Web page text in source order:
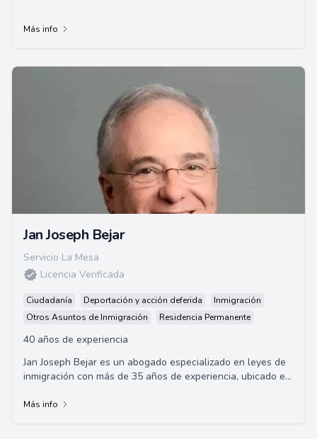
Más info
Jan Joseph Bejar
Servicio La Mesa
Licencia Verificada
Ciudadanía Deportación y acción deferida
Inmigración
Otros Asuntos de Inmigración
Residencia Permanente
40 años de experiencia
Jan Joseph Bejar es un abogado especializado en leyes de
inmigración con más de 35 años de experiencia, ubicado en
Más info